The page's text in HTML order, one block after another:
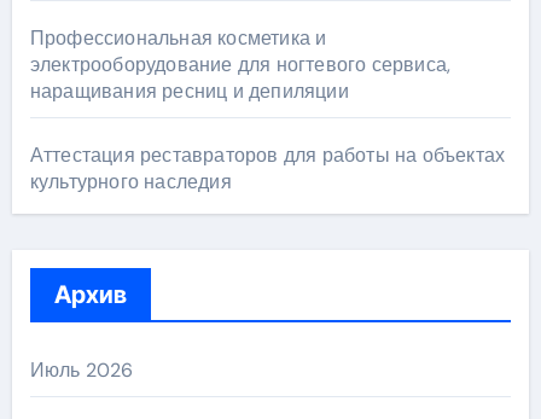
Профессиональная косметика и
электрооборудование для ногтевого сервиса,
наращивания ресниц и депиляции
Аттестация реставраторов для работы на объектах
культурного наследия
Архив
Июль 2026